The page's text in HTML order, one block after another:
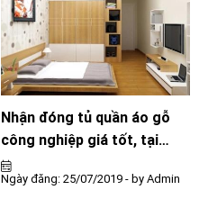
trong bài viết này.
Nhận đóng tủ quần áo gỗ
công nghiệp giá tốt, tại
tphcm
Ngày đăng: 25/07/2019 - by Admin